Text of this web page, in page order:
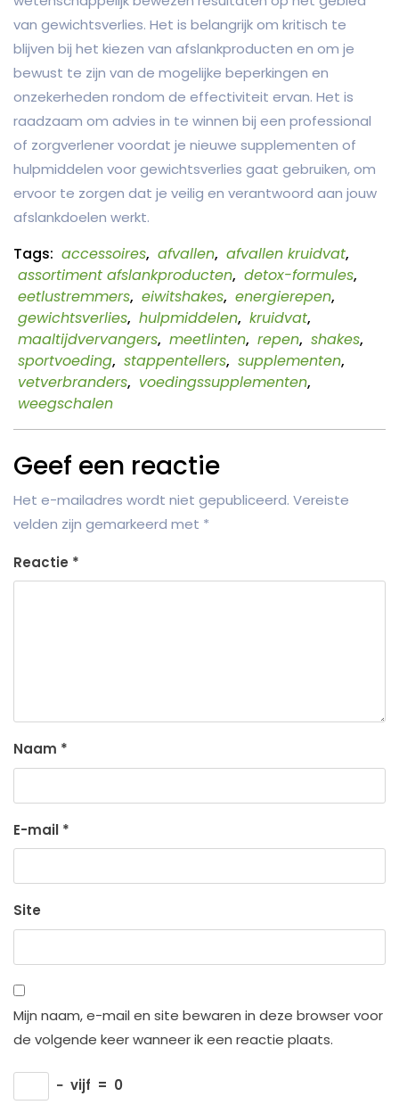
van gewichtsverlies. Het is belangrijk om kritisch te
blijven bij het kiezen van afslankproducten en om je
bewust te zijn van de mogelijke beperkingen en
onzekerheden rondom de effectiviteit ervan. Het is
raadzaam om advies in te winnen bij een professional
of zorgverlener voordat je nieuwe supplementen of
hulpmiddelen voor gewichtsverlies gaat gebruiken, om
ervoor te zorgen dat je veilig en verantwoord aan jouw
afslankdoelen werkt.
Tags: accessoires, afvallen, afvallen kruidvat,
assortiment afslankproducten, detox-formules,
eetlustremmers, eiwitshakes, energierepen,
gewichtsverlies, hulpmiddelen, kruidvat,
maaltijdvervangers, meetlinten, repen, shakes,
sportvoeding, stappentellers, supplementen,
vetverbranders, voedingssupplementen,
weegschalen
Geef een reactie
Het e-mailadres wordt niet gepubliceerd. Vereiste
velden zijn gemarkeerd met *
Reactie *
Naam *
E-mail *
Site
Mijn naam, e-mail en site bewaren in deze browser voor
de volgende keer wanneer ik een reactie plaats.
− vijf = 0